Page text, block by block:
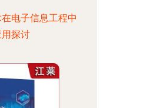
电子信息工程中
用探讨